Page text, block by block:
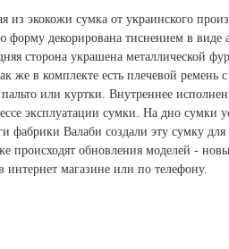
из экокожи сумка от украинского
форму декорирована тиснением в
сторона украшена металлической
же в комплекте есть плечевой ремень
или куртки. Внутреннее
эксплуатации сумки. На дно
фабрики Валаби создали эту сумку
происходят обновления моделей -
интернет магазине или по телефону.